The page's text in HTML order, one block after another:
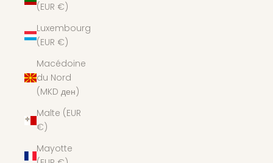
(EUR €)
Luxembourg
(EUR €)
Macédoine
du Nord
(MKD ден)
Malte (EUR
€)
Mayotte